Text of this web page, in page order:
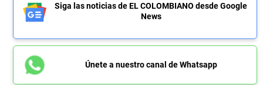
Siga las noticias de EL COLOMBIANO desde Google
News
Únete a nuestro canal de Whatsapp